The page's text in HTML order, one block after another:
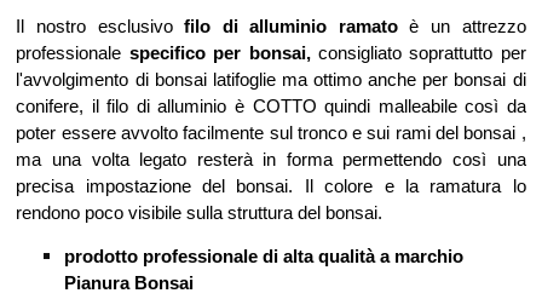
Il nostro esclusivofilo di alluminio ramatoè un attrezzo
professionale specifico per bonsai, consigliato soprattutto per
l'avvolgimento di bonsai latifoglie ma ottimo anche per bonsai di
conifere, il filo di alluminio è COTTO quindi malleabile così da
poter essere avvolto facilmente sul tronco e sui rami del bonsai ,
ma una volta legato resterà in forma permettendo così una
precisa impostazione del bonsai. Il colore e la ramatura lo
rendono poco visibile sulla struttura del bonsai.
prodotto professionale di alta qualità a marchio
Pianura Bonsai